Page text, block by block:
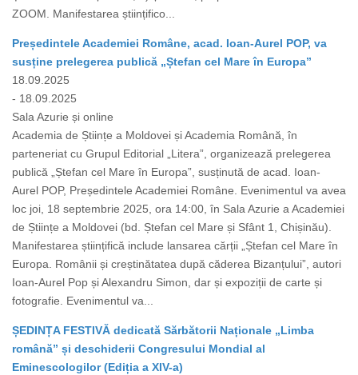
ZOOM. Manifestarea științifico...
Președintele Academiei Române, acad. Ioan-Aurel POP, va
susține prelegerea publică „Ștefan cel Mare în Europa”
18.09.2025
- 18.09.2025
Sala Azurie și online
Academia de Științe a Moldovei și Academia Română, în
parteneriat cu Grupul Editorial „Litera”, organizează prelegerea
publică „Ștefan cel Mare în Europa”, susținută de acad. Ioan-
Aurel POP, Președintele Academiei Române. Evenimentul va avea
loc joi, 18 septembrie 2025, ora 14:00, în Sala Azurie a Academiei
de Științe a Moldovei (bd. Ștefan cel Mare și Sfânt 1, Chișinău).
Manifestarea științifică include lansarea cărții „Ștefan cel Mare în
Europa. Românii și creștinătatea după căderea Bizanțului”, autori
Ioan-Aurel Pop și Alexandru Simon, dar și expoziții de carte și
fotografie. Evenimentul va...
ȘEDINȚA FESTIVĂ dedicată Sărbătorii Naționale „Limba
română” și deschiderii Congresului Mondial al
Eminescologilor (Ediția a XIV-a)